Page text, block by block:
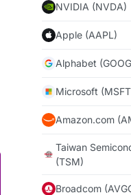
NVIDIA (NVDA)
Apple (AAPL)
Alphabet
Microsoft
Amazon.com
Taiwan
(TSM)
Broadcom